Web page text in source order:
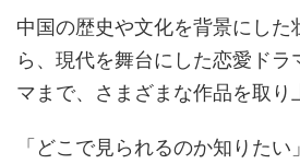
中国の歴史や文化を背景にした
ら、現代を舞台にした恋愛ドラ
マまで、さまざまな作品を取り
「どこで見られるのか知りた